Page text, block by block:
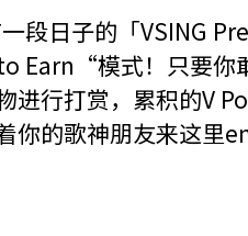
段日子的「VSING
Earn“模式！只要你
进行打赏，累积的V
你的歌神朋友来这里